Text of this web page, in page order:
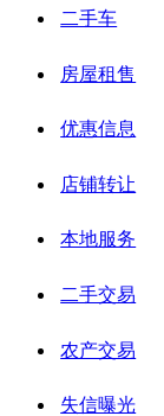
二手车
房屋租售
优惠信息
店铺转让
本地服务
二手交易
农产交易
失信曝光